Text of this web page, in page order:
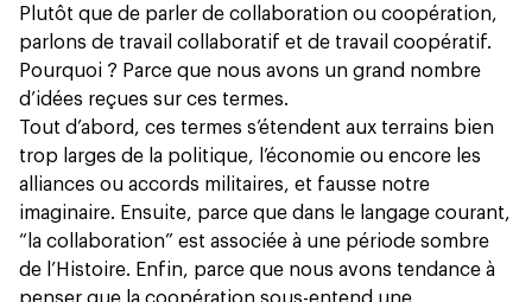
Plutôt que de parler de collaboration ou coopération,
parlons de travail collaboratif et de travail coopératif.
Pourquoi ? Parce que nous avons un grand nombre
d’idées reçues sur ces termes.
Tout d’abord, ces termes s’étendent aux terrains bien
trop larges de la politique, l’économie ou encore les
alliances ou accords militaires, et fausse notre
imaginaire. Ensuite, parce que dans le langage courant,
“la collaboration” est associée à une période sombre
de l’Histoire. Enfin, parce que nous avons tendance à
penser que la coopération sous-entend une